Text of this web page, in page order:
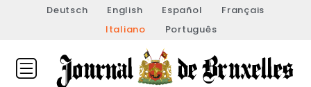
Deutsch English Español
Français
Italiano
Português